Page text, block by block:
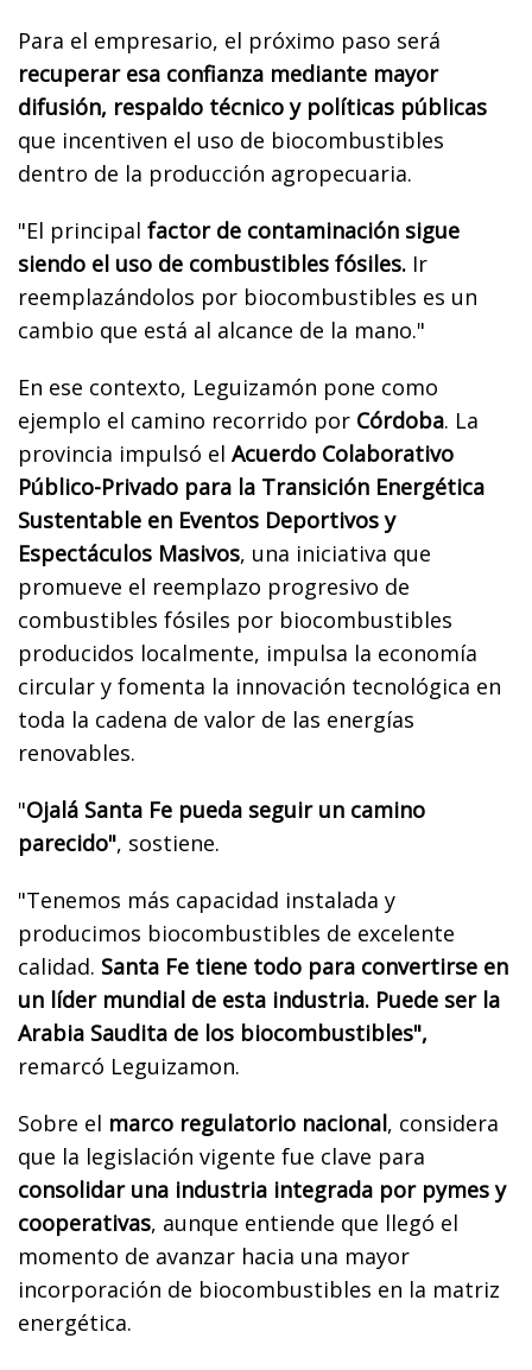
Para el empresario, el próximo paso será
recuperar esa confianza mediante mayor
difusión, respaldo técnico y políticas públicas
que incentiven el uso de biocombustibles
dentro de la producción agropecuaria.
"El principal factor de contaminación sigue
siendo el uso de combustibles fósiles. Ir
reemplazándolos por biocombustibles es un
cambio que está al alcance de la mano."
En ese contexto, Leguizamón pone como
ejemplo el camino recorrido por Córdoba. La
provincia impulsó el Acuerdo Colaborativo
Público-Privado para la Transición Energética
Sustentable en Eventos Deportivos y
Espectáculos Masivos, una iniciativa que
promueve el reemplazo progresivo de
combustibles fósiles por biocombustibles
producidos localmente, impulsa la economía
circular y fomenta la innovación tecnológica en
toda la cadena de valor de las energías
renovables.
"Ojalá Santa Fe pueda seguir un camino
parecido", sostiene.
"Tenemos más capacidad instalada y
producimos biocombustibles de excelente
calidad. Santa Fe tiene todo para convertirse en
un líder mundial de esta industria. Puede ser la
Arabia Saudita de los biocombustibles",
remarcó Leguizamon.
Sobre el marco regulatorio nacional, considera
que la legislación vigente fue clave para
consolidar una industria integrada por pymes y
cooperativas, aunque entiende que llegó el
momento de avanzar hacia una mayor
incorporación de biocombustibles en la matriz
energética.